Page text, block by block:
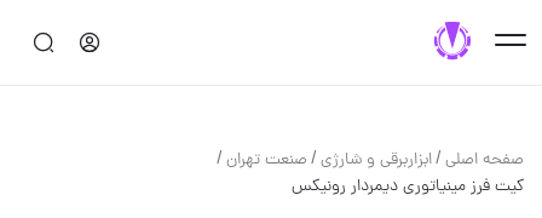
صفحه اصلی/ابزاربرقی و شارژی/صنعت تهران/
کیت فرز مینیاتوری دیمردار رونیکس